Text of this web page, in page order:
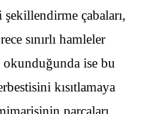
çabaları,
sınırlı hamleler
ise bu
kısıtlamaya